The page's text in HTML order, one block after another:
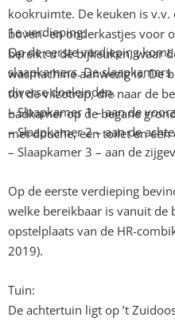
kookruimte. De keuken is
boven- en onderkastjes voor
bereikt u de bijkeuken, waar
wasmachine aanwezig is. De
tot de vlizotrap, die naar de
badkamer op de begane
met douche, een toilet en een
1e verdieping:
Op de eerste verdieping
slaapkamers. De
diverse doeleinden.
– Slaapkamer 1 – aan de
– Slaapkamer 2 – aan de
– Slaapkamer 3 – aan de
Op de eerste verdieping
welke bereikbaar is vanuit de
opstelplaats van de HR-
2019).
Tuin:
De achtertuin ligt op ’t